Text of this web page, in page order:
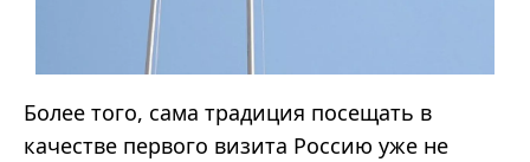
Более того, сама традиция посещать в
качестве первого визита Россию уже не